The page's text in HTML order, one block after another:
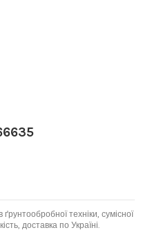
ґрунтообробної техніки, сумісної
доставка по Україні.